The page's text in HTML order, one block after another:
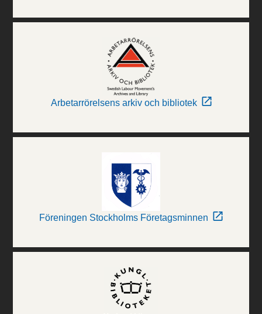
Arbetarrörelsens arkiv och bibliotek
Föreningen Stockholms Företagsminnen